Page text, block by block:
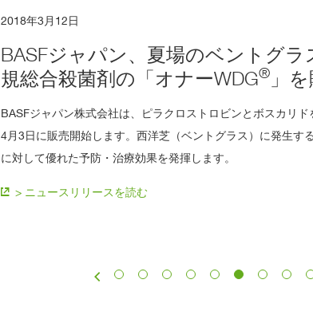
2018年3月12日
BASFジャパン、夏場のベントグ
規総合殺菌剤の「オナーWDG® 」
BASFジャパン株式会社は、ピラクロストロビンとボスカリ
4月3日に販売開始します。西洋芝（ベントグラス）に発生
に対して優れた予防・治療効果を発揮します。
> ニュースリリースを読む